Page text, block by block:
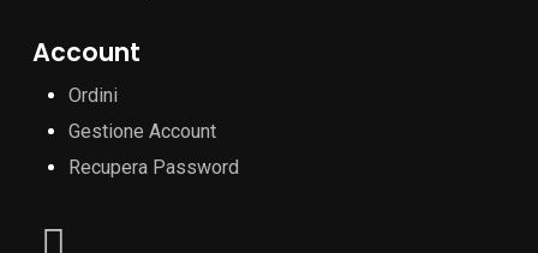
Account
Ordini
Gestione Account
Recupera Password